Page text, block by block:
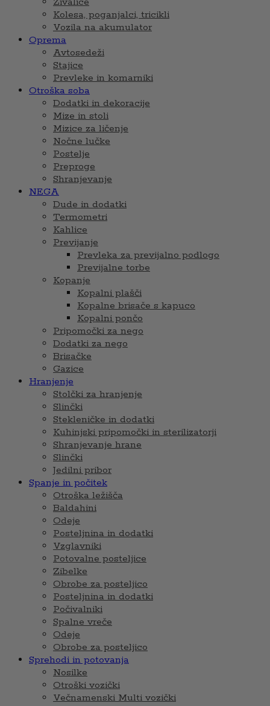
Kolesa, poganjalci, tricikli
Vozila na akumulator
Oprema
Avtosedeži
Stajice
Prevleke in komarniki
Otroška soba
Dodatki in dekoracije
Mize in stoli
Mizice za ličenje
Nočne lučke
Postelje
Preproge
Shranjevanje
NEGA
Dude in dodatki
Termometri
Kahlice
Previjanje
Prevleka za previjalno podlogo
Previjalne torbe
Kopanje
Kopalni plašči
Kopalne brisače s kapuco
Kopalni pončo
Pripomočki za nego
Dodatki za nego
Brisačke
Gazice
Hranjenje
Stolčki za hranjenje
Slinčki
Stekleničke in dodatki
Kuhinjski pripomočki in sterilizatorji
Shranjevanje hrane
Slinčki
Jedilni pribor
Spanje in počitek
Otroška ležišča
Baldahini
Odeje
Posteljnina in dodatki
Vzglavniki
Potovalne posteljice
Zibelke
Obrobe za posteljico
Posteljnina in dodatki
Počivalniki
Spalne vreče
Odeje
Obrobe za posteljico
Sprehodi in potovanja
Nosilke
Otroški vozički
Večnamenski Multi vozički